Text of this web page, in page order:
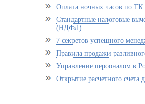
Оплата ночных часов по ТК
Стандартные налоговые
(НДФЛ)
7 секретов успешного
Правила продажи
Управление персоналом в
Открытие расчетного счета